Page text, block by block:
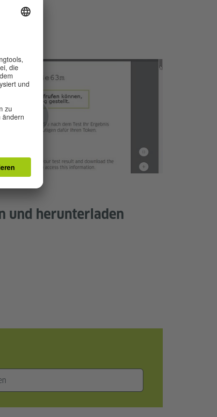
und herunterladen